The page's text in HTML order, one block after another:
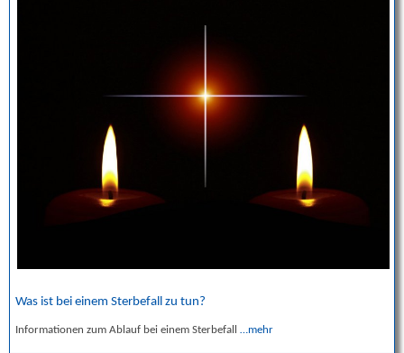
Was ist bei einem Sterbefall zu tun?
Informationen zum Ablauf bei einem Sterbefall…mehr